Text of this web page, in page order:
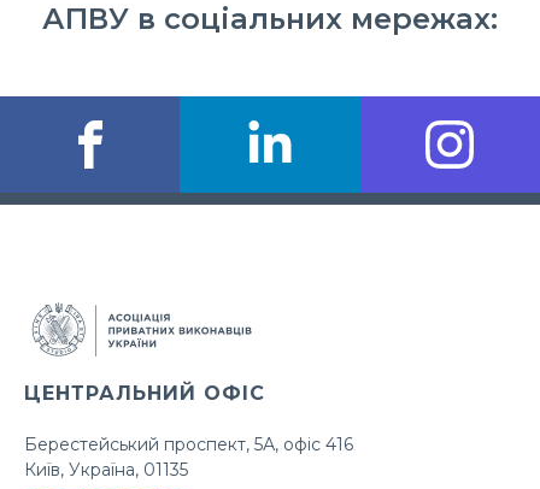
АПВУ в соціальних мережах:
ЦЕНТРАЛЬНИЙ ОФІС
Берестейський проспект, 5А, офіс 416
Київ, Україна, 01135